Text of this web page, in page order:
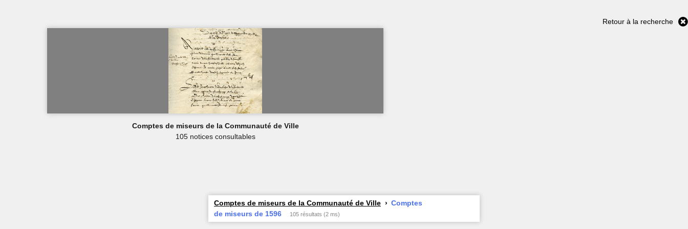
Retour à la recherche
Comptes de miseurs de la Communauté de Ville
105 notices consultables
Comptes de miseurs de la Communauté de Ville
Comptes
de miseurs de 1596
105 résultats (2 ms)